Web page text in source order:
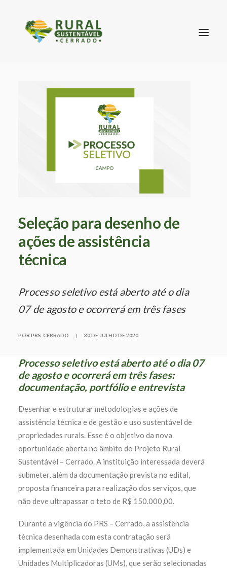
Seleção para desenho de
ações de assistência
técnica
Processo seletivo está aberto até o dia
07 de agosto e ocorrerá em três fases
POR PRS-CERRADO | 30 DE JULHO DE 2020
Processo seletivo está aberto até o dia 07
de agosto e ocorrerá em três fases:
documentação, portfólio e entrevista
Desenhar e estruturar metodologias e ações de
assistência técnica e de gestão e uso sustentável de
propriedades rurais. Esse é o objetivo da nova
oportunidade aberta no âmbito do Projeto Rural
Sustentável – Cerrado. A instituição interessada deverá
submeter, além da documentação prevista no edital,
proposta financeira para realização dos serviços, que
não deve ultrapassar o teto de R$ 150.000,00.
Durante a vigência do PRS – Cerrado, a assistência
técnica desenhada com esta contratação será
implementada em Unidades Demonstrativas (UDs) e
Unidades Multiplicadoras (UMs), que serão selecionadas